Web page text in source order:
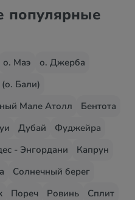
популярные
о. Маэ
о. Джерба
Бали)
Мале Атолл
Бентота
Дубай
Фуджейра
- Энгордани
Капрун
Солнечный берег
Пореч Ровинь
Сплит